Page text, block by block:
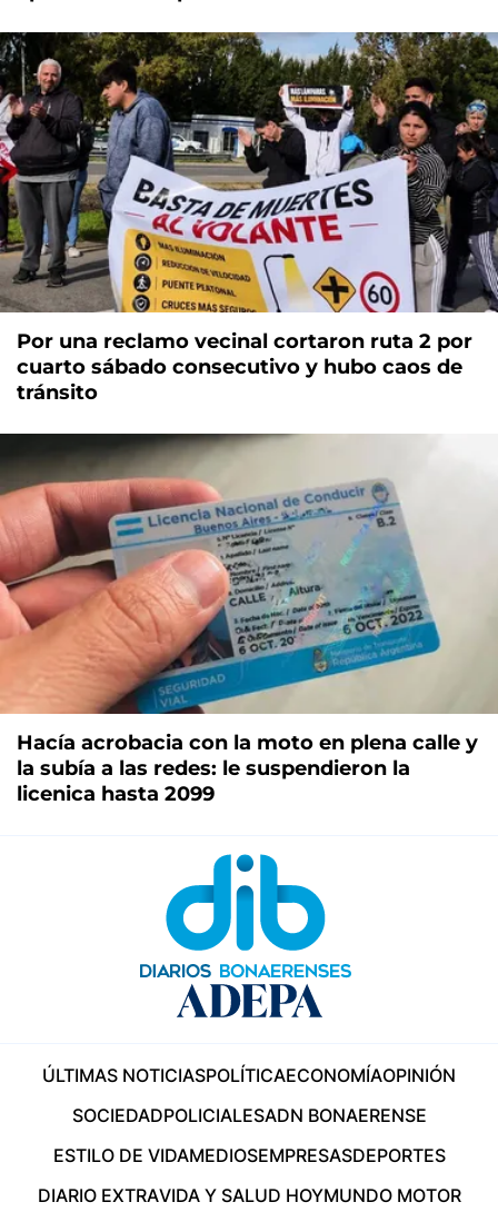
Por una reclamo vecinal cortaron ruta 2 por
cuarto sábado consecutivo y hubo caos de
tránsito
Hacía acrobacia con la moto en plena calle y
la subía a las redes: le suspendieron la
licenica hasta 2099
ÚLTIMAS NOTICIASPOLÍTICAECONOMÍAOPINIÓN
SOCIEDADPOLICIALESADN BONAERENSE
ESTILO DE VIDAMEDIOSEMPRESASDEPORTES
DIARIO EXTRAVIDA Y SALUD HOYMUNDO MOTOR